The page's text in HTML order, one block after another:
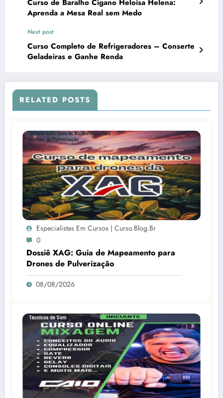
Curso de Baralho Cigano Heloisa Helena:
Aprenda a Mesa Real sem Medo
Next post
Curso Completo de Refrigeradores – Conserte
Geladeiras e Ganhe Renda
RELATED POSTS
Especialistas Em Cursos | Curso.blog.br
0
Dossiê XAG: Guia de Mapeamento para
Drones de Pulverização
08/08/2026